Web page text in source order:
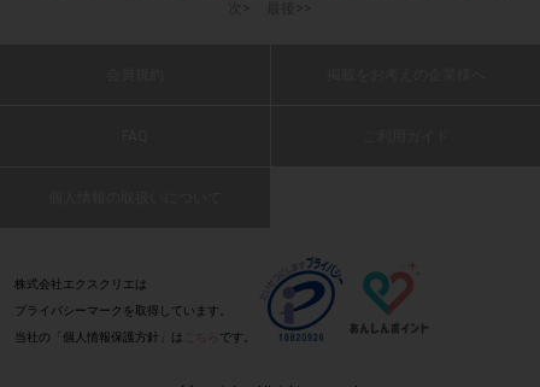
・画像は、jpg、jpeg、pngの拡張子で送ってください。
フルーツ感があり、甘いけどスッキリしてい
(2019 年 12 月 2 日 あきし・60 代・男性)
株式会社エクスクリエは
プライバシーマークを取得しています。
当社の「個人情報保護方針」は
です。